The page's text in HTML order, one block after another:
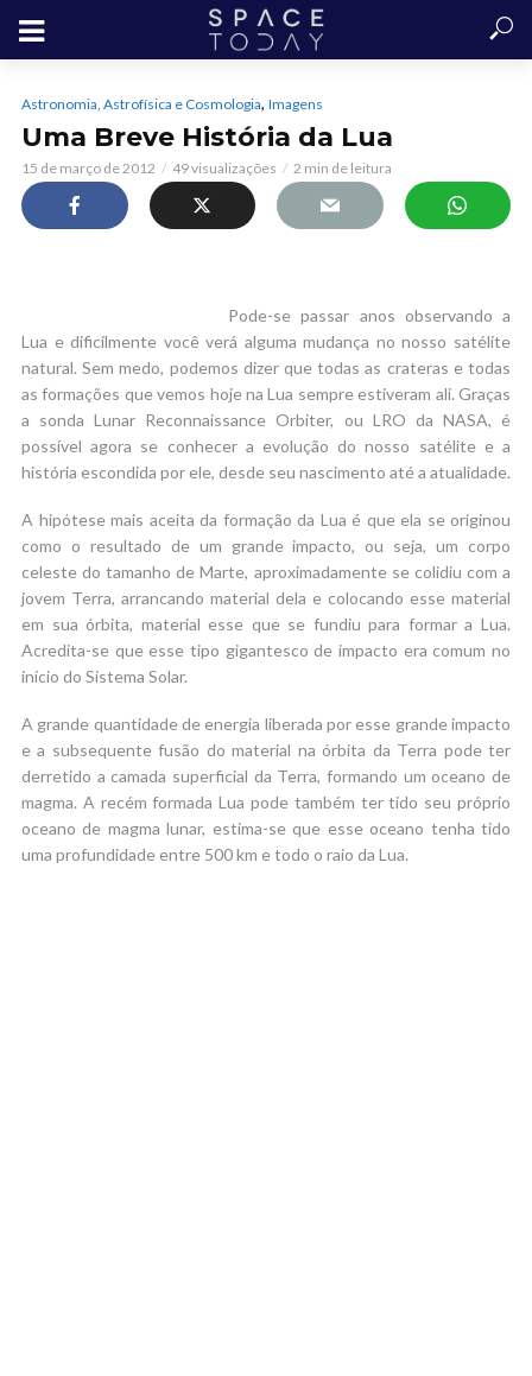
Astronomia, Astrofísica e Cosmologia, Imagens
Uma Breve História da Lua
15 de março de 2012 49 visualizações 2 min de leitura
Pode-se passar anos observando a
Lua e dificilmente você verá alguma mudança no nosso satélite
natural. Sem medo, podemos dizer que todas as crateras e todas
as formações que vemos hoje na Lua sempre estiveram ali. Graças
a sonda Lunar Reconnaissance Orbiter, ou LRO da NASA, é
possível agora se conhecer a evolução do nosso satélite e a
história escondida por ele, desde seu nascimento até a atualidade.
A hipótese mais aceita da formação da Lua é que ela se originou
como o resultado de um grande impacto, ou seja, um corpo
celeste do tamanho de Marte, aproximadamente se colidiu com a
jovem Terra, arrancando material dela e colocando esse material
em sua órbita, material esse que se fundiu para formar a Lua.
Acredita-se que esse tipo gigantesco de impacto era comum no
início do Sistema Solar.
A grande quantidade de energia liberada por esse grande impacto
e a subsequente fusão do material na órbita da Terra pode ter
derretido a camada superficial da Terra, formando um oceano de
magma. A recém formada Lua pode também ter tido seu próprio
oceano de magma lunar, estima-se que esse oceano tenha tido
uma profundidade entre 500 km e todo o raio da Lua.